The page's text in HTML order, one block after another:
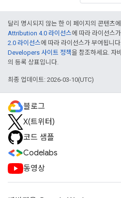
달리 명시되지 않는 한 이 페이지의 콘텐츠
Attribution 4.0 라이선스에 따라 라이선스
2.0 라이선스에 따라 라이선스가 부여됩니
Developers 사이트 정책을 참조하세요. 자
의 등록 상표입니다.
최종 업데이트: 2026-03-10(UTC)
블로그
X(트위터)
코드 샘플
Codelabs
동영상